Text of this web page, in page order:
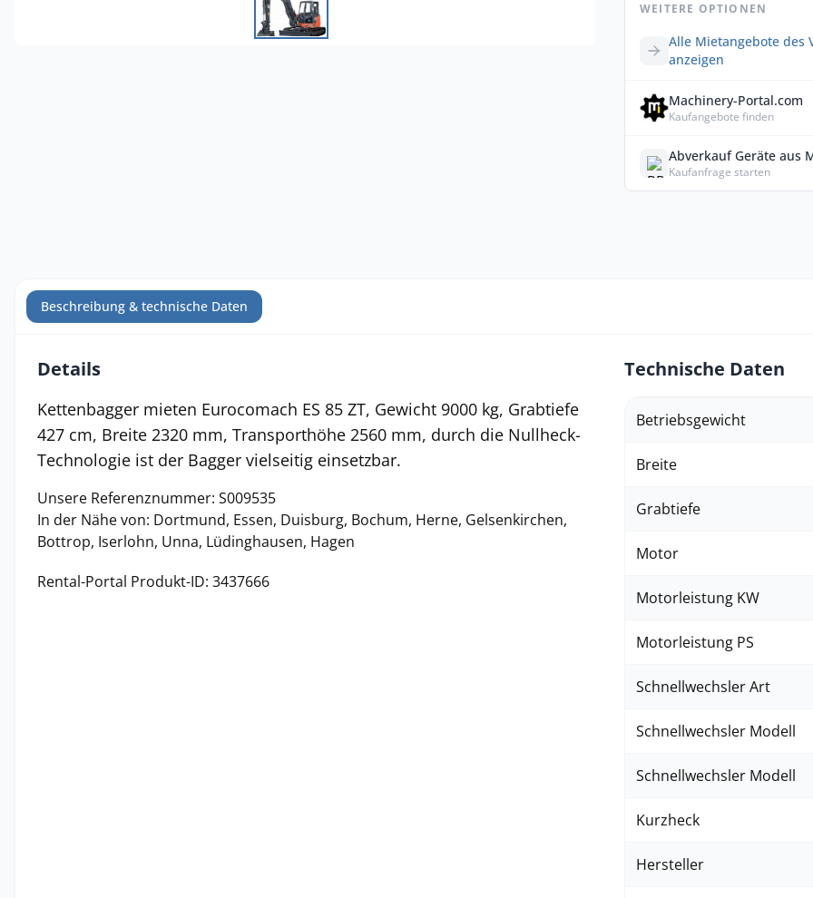
WEITERE OPTIONEN
Alle Mietangebote des
anzeigen
Machinery-Portal.com
Kaufangebote finden
Abverkauf Geräte aus
Kaufanfrage starten
Beschreibung & technische Daten
Details
Kettenbagger mieten Eurocomach ES 85 ZT, Gewicht 9000 kg, Grabtiefe
427 cm, Breite 2320 mm, Transporthöhe 2560 mm, durch die Nullheck-
Technologie ist der Bagger vielseitig einsetzbar.
Unsere Referenznummer: S009535
In der Nähe von: Dortmund, Essen, Duisburg, Bochum, Herne, Gelsenkirchen,
Bottrop, Iserlohn, Unna, Lüdinghausen, Hagen
Rental-Portal Produkt-ID: 3437666
Technische Daten
Betriebsgewicht
Breite
Grabtiefe
Motor
Motorleistung KW
Motorleistung PS
Schnellwechsler Art
Schnellwechsler Modell
Schnellwechsler Modell
Kurzheck
Hersteller